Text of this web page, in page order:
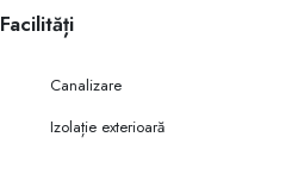
Facilități
Canalizare
Izolație exterioară